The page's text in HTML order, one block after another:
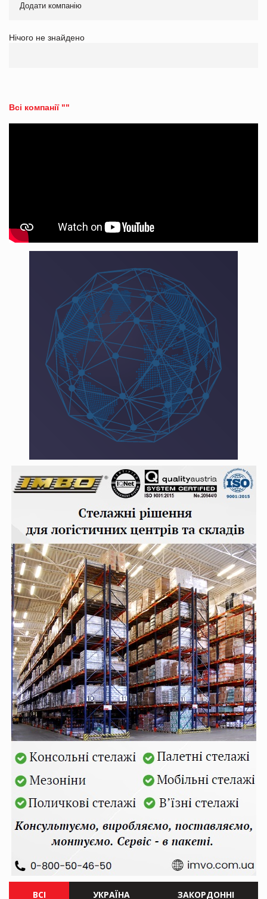
Додати компанію
Нічого не знайдено
Всі компанії ""
ВСІ УКРАЇНА ЗАКОРДОННІ